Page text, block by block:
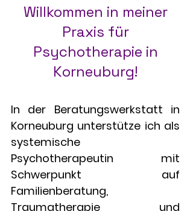
Willkommen in meiner
Praxis für
Psychotherapie in
Korneuburg!
In der Beratungswerkstatt in
Korneuburg unterstütze ich als
systemische
Psychotherapeutin mit
Schwerpunkt auf
Familienberatung,
Traumatherapie und